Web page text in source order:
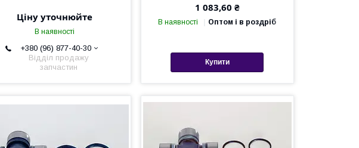
Ціну уточнюйте
В наявності
+380 (96) 877-40-30
Відділ продажу
запчастин
1 083,60 ₴
В наявності Оптом і в роздріб
Купити